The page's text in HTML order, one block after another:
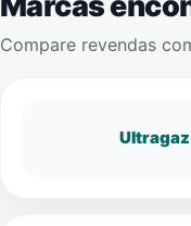
Compare revendas
Ultragaz